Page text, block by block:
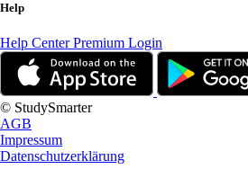
Help
Help CenterPremium Login
© StudySmarter
AGB
Impressum
Datenschutzerklärung